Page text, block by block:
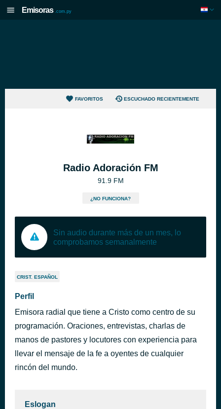
Emisoras .com.py
FAVORITOS ESCUCHADO RECIENTEMENTE
Radio Adoración FM
91.9 FM
¿NO FUNCIONA?
Sin audio durante más de un mes, lo
comprobamos semanalmente
CRIST. ESPAÑOL
Perfil
Emisora radial que tiene a Cristo como centro de su
programación. Oraciones, entrevistas, charlas de
manos de pastores y locutores con experiencia para
llevar el mensaje de la fe a oyentes de cualquier
rincón del mundo.
Eslogan